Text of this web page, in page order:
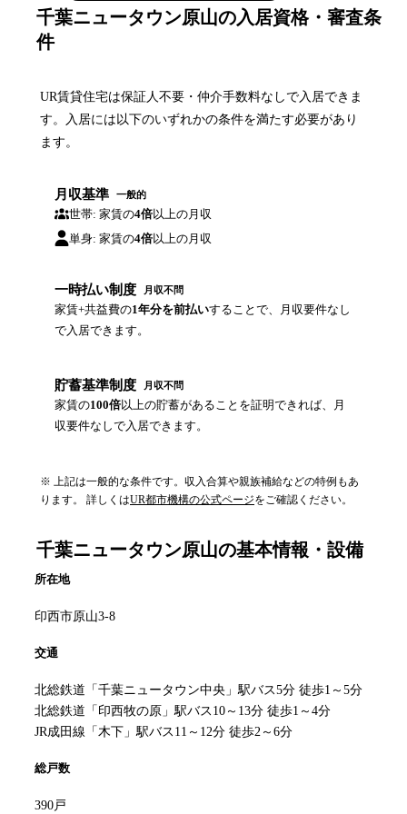
千葉ニュータウン原山の入居資格・審査条
件
UR賃貸住宅は保証人不要・仲介手数料なしで入居できま
す。入居には以下のいずれかの条件を満たす必要があり
ます。
月収基準 一般的
世帯: 家賃の4倍以上の月収
単身: 家賃の4倍以上の月収
一時払い制度 月収不問
家賃+共益費の1年分を前払いすることで、月収要件なし
で入居できます。
貯蓄基準制度 月収不問
家賃の100倍以上の貯蓄があることを証明できれば、月
収要件なしで入居できます。
※ 上記は一般的な条件です。収入合算や親族補給などの特例もあ
ります。 詳しくはUR都市機構の公式ページをご確認ください。
千葉ニュータウン原山の基本情報・設備
所在地
印西市原山3-8
交通
北総鉄道「千葉ニュータウン中央」駅バス5分 徒歩1～5分
北総鉄道「印西牧の原」駅バス10～13分 徒歩1～4分
JR成田線「木下」駅バス11～12分 徒歩2～6分
総戸数
390戸